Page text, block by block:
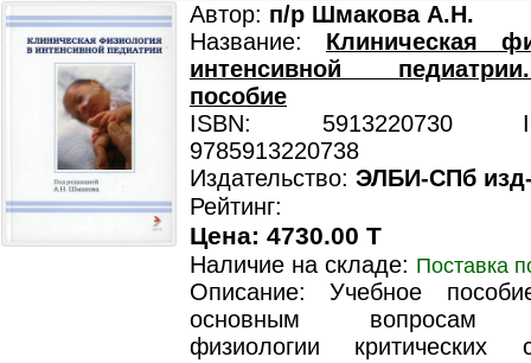
Автор: п/р Шмакова А.Н.
Название: Клиническая
интенсивной
пособие
ISBN: 5913220730
9785913220738
Издательство: ЭЛБИ-СПб
Рейтинг:
Цена: 4730.00 T
Наличие на складе: Поставка
Описание: Учебное
основным вопросам
физиологии критических